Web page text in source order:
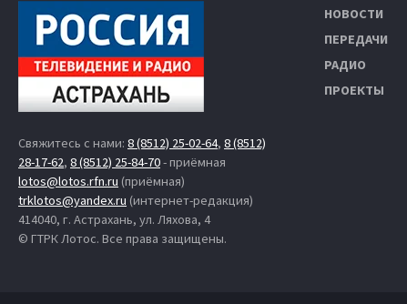
Свяжитесь с нами: 8 (8512) 25-02-64, 8 (8512)
28-17-62, 8 (8512) 25-84-70- приёмная
lotos@lotos.rfn.ru (приёмная)
trklotos@yandex.ru (интернет-редакция)
414040, г. Астрахань, ул. Ляхова, 4
© ГТРК Лотос. Все права защищены.
НОВОСТИ
ПЕРЕДАЧИ
РАДИО
ПРОЕКТЫ